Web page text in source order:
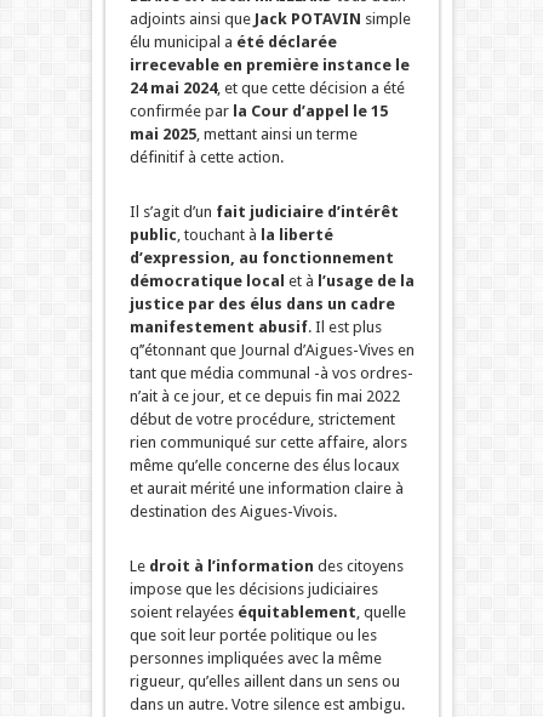
adjoints ainsi que Jack POTAVIN simple
élu municipal a été déclarée
irrecevable en première instance le
24 mai 2024, et que cette décision a été
confirmée parla Cour d’appel le 15
mai 2025, mettant ainsi un terme
définitif à cette action.
Il s’agit d’un fait judiciaire d’intérêt
public, touchant à la liberté
d’expression, au fonctionnement
démocratique local et à l’usage de la
justice par des élus dans un cadre
manifestement abusif. Il est plus
q’’étonnant que Journal d’Aigues-Vives en
tant que média communal -à vos ordres-
n’ait à ce jour, et ce depuis fin mai 2022
début de votre procédure, strictement
rien communiqué sur cette affaire, alors
même qu’elle concerne des élus locaux
et aurait mérité une information claire à
destination des Aigues-Vivois.
Le droit à l’information des citoyens
impose que les décisions judiciaires
soient relayées équitablement, quelle
que soit leur portée politique ou les
personnes impliquées avec la même
rigueur, qu’elles aillent dans un sens ou
dans un autre. Votre silence est ambigu.